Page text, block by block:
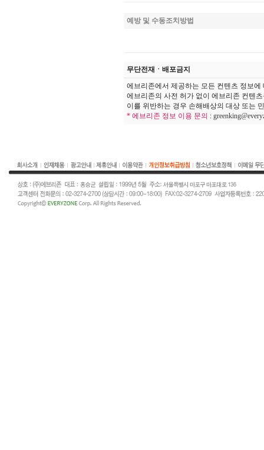
예방 및 수동조치방법
무단전재ㆍ배포금지
에브리존에서 제공하는 모든 컨텐츠 정보
에브리존의 사전 허가 없이 에브리존 컨텐
이를 위반하는 경우 손해배상의 대상 또는
* 에브리존 정보 이용 문의 :